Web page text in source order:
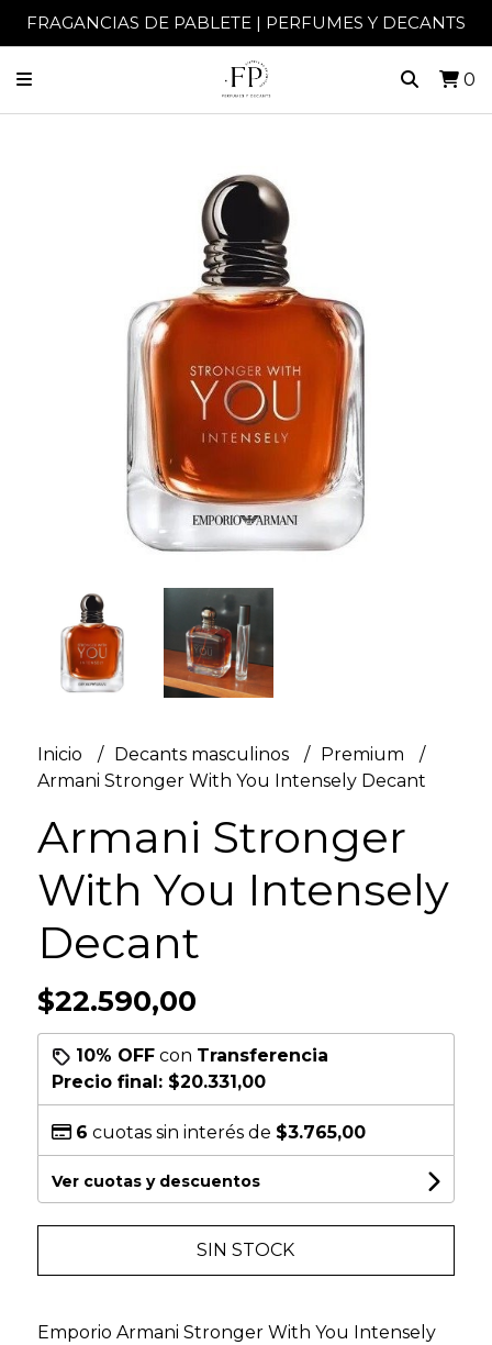
FRAGANCIAS DE PABLETE | PERFUMES Y DECANTS
0
Inicio Decants masculinos
Premium
Armani Stronger With You Intensely Decant
Armani Stronger
With You Intensely
Decant
$22.590,00
10% OFFcon Transferencia
Precio final: $20.331,00
6 cuotas sin interés de $3.765,00
Ver cuotas y descuentos
SIN STOCK
Emporio Armani Stronger With You Intensely